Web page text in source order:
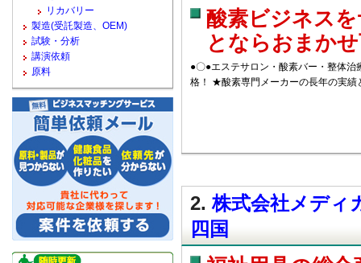
酸素ビジネス
とならおまか
●〇●エステサロン・酸素バー・整体
格！ ★酸素専門メーカーの長年の実績
2.株式会社メディ
四国
リカバリー
製造(受託製造、OEM)
試験・分析
講演依頼
原料